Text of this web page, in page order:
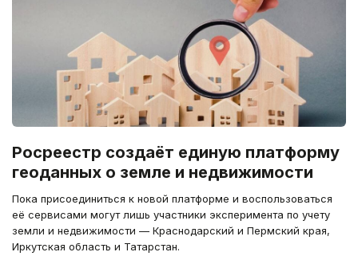
Росреестр создаёт единую платформу
геоданных о земле и недвижимости
Пока присоединиться к новой платформе и воспользоваться
её сервисами могут лишь участники эксперимента по учету
земли и недвижимости — Краснодарский и Пермский края,
Иркутская область и Татарстан.